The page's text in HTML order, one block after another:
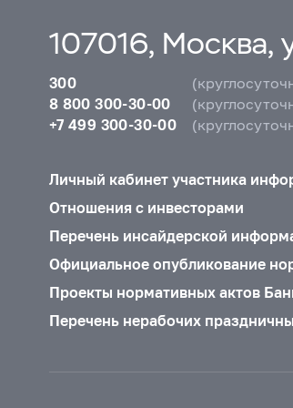
107016, Москва,
300
8 800 300-30-00
+7 499 300-30-00
Личный кабинет участника
Отношения с инвесторами
Перечень инсайдерской
Официальное опубликование
Проекты нормативных актов
Перечень нерабочих